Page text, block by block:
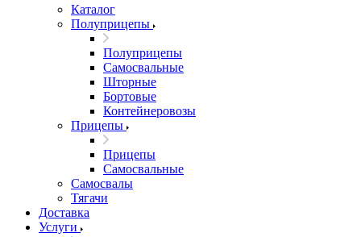
Каталог
Полуприцепы
Полуприцепы
Самосвальные
Шторные
Бортовые
Контейнеровозы
Прицепы
Прицепы
Самосвальные
Самосвалы
Тягачи
Доставка
Услуги